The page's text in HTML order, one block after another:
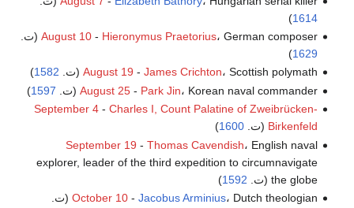
1614
)
August 10- Hieronymus Praetorius، German composer (ت.
1629
)
August 19 - James Crichton، Scottish polymath (ت. 1582
)
August 25- Park Jin، Korean naval commander (ت. 1597
)
September 4- Charles I, Count Palatine of Zweibrücken-
Birkenfeld (ت.1600
)
September 19 - Thomas Cavendish، English naval
explorer, leader of the third expedition to circumnavigate
the globe (ت.
1592
)
October 10- Jacobus Arminius، Dutch theologian (ت.